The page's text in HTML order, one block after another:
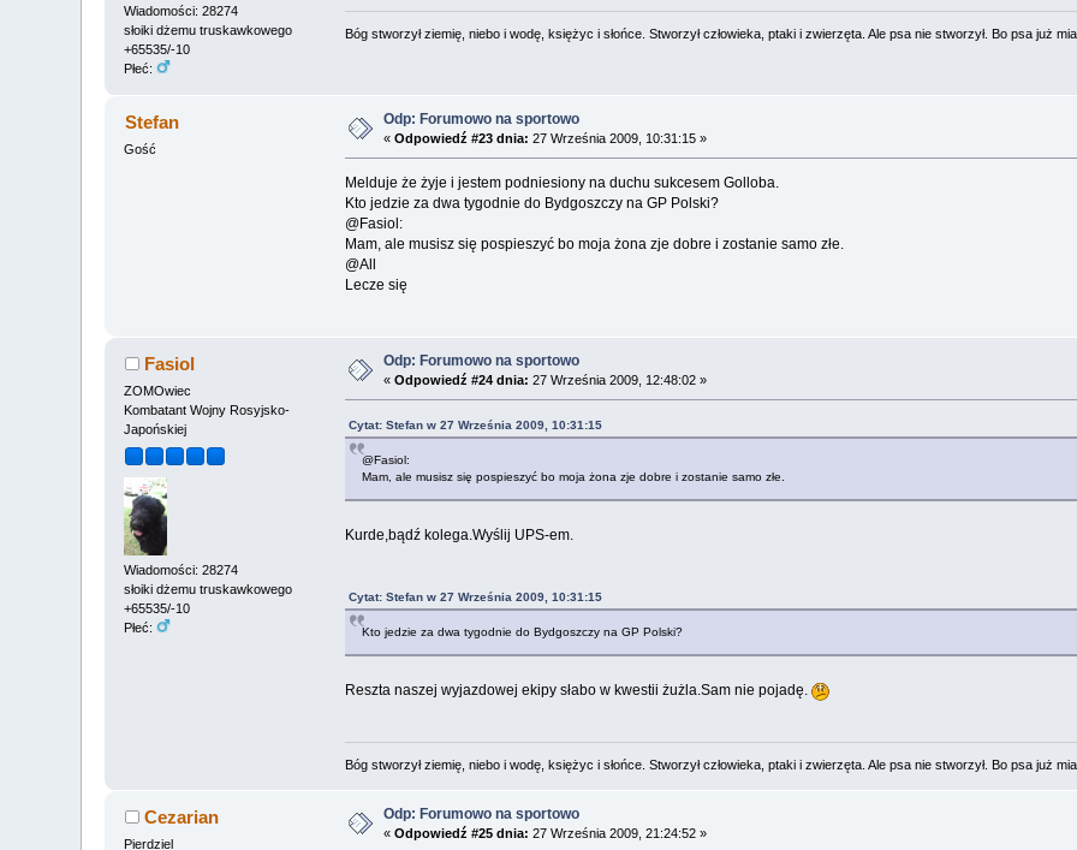
Wiadomości: 28274
słoiki dżemu truskawkowego
+65535/-10
Płeć:
Bóg stworzył ziemię, niebo i wodę, księżyc i słońce. Stworzył człowieka, ptaki i zwierzęta. Ale psa nie stworzył. Bo psa już
Stefan
Gość
Odp: Forumowo na sportowo
«Odpowiedź #23 dnia: 27 Września 2009, 10:31:15 »
Melduje że żyje i jestem podniesiony na duchu sukcesem Golloba.
Kto jedzie za dwa tygodnie do Bydgoszczy na GP Polski?
@Fasiol:
Mam, ale musisz się pospieszyć bo moja żona zje dobre i zostanie samo złe.
@All
Lecze się
Fasiol
ZOMOwiec
Kombatant Wojny Rosyjsko-
Japońskiej
Wiadomości: 28274
słoiki dżemu truskawkowego
+65535/-10
Płeć:
Odp: Forumowo na sportowo
«Odpowiedź #24 dnia: 27 Września 2009, 12:48:02 »
Cytat: Stefan w 27 Września 2009, 10:31:15
@Fasiol:
Mam, ale musisz się pospieszyć bo moja żona zje dobre i zostanie samo złe.
Kurde,bądź kolega.Wyślij UPS-em.
Cytat: Stefan w 27 Września 2009, 10:31:15
Kto jedzie za dwa tygodnie do Bydgoszczy na GP Polski?
Reszta naszej wyjazdowej ekipy słabo w kwestii żużla.Sam nie pojadę.
Bóg stworzył ziemię, niebo i wodę, księżyc i słońce. Stworzył człowieka, ptaki i zwierzęta. Ale psa nie stworzył. Bo psa już
Cezarian
Pierdziel
Odp: Forumowo na sportowo
«Odpowiedź #25 dnia: 27 Września 2009, 21:24:52 »